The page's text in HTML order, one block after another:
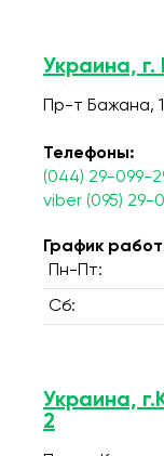
Украина,
Пр-т Бажана,
Телефоны:
(044) 29-099-
viber (095) 29-
График
Пн-Пт:
Сб:
Украина,
2